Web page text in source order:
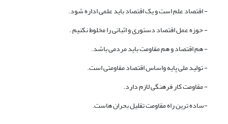
- اقتصاد علم است و یک اقتصاد باید علمی اداره شود.
- حوزه عمل اقتصاد دستوری و اثباتی را مخلوط نکنیم .
- هم اقتصاد و هم مقاومت باید مردمی باشد.
- تولید ملی پایه واساس اقتصاد مقاومتی است.
- مقاومت کار فرهنگی لازم دارد.
-ساده ترین راه مقاومت تقلیل بحران هاست.